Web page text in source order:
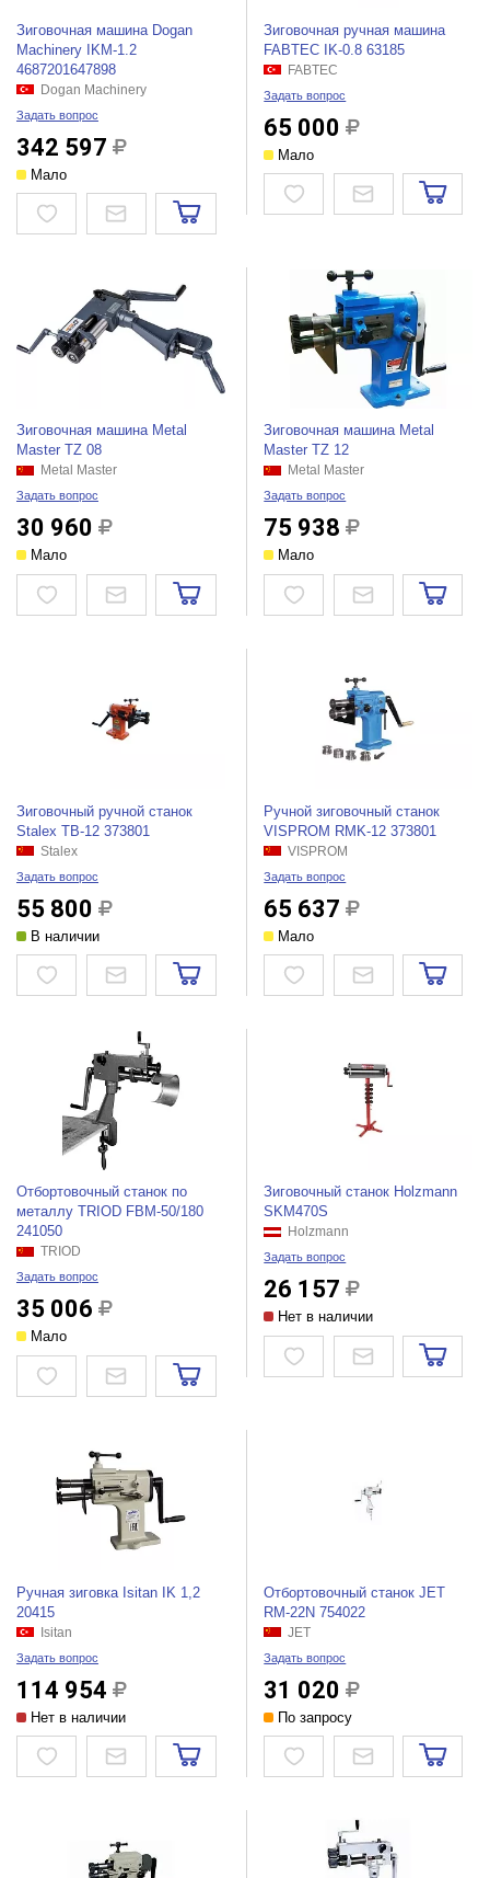
Зиговочная машина Dogan
Machinery IKM-1.2
4687201647898
Dogan Machinery
Задать вопрос
342 597
Мало
Зиговочная ручная машина
FABTEC IK-0.8 63185
FABTEC
Задать вопрос
65 000
Мало
Зиговочная машина Metal
Master TZ 08
Metal Master
Задать вопрос
30 960
Мало
Зиговочная машина Metal
Master TZ 12
Metal Master
Задать вопрос
75 938
Мало
Зиговочный ручной станок
Stalex TB-12 373801
Stalex
Задать вопрос
55 800
В наличии
Ручной зиговочный станок
VISPROM RMK-12 373801
VISPROM
Задать вопрос
65 637
Мало
Отбортовочный станок по
металлу TRIOD FBM-50/180
241050
TRIOD
Задать вопрос
35 006
Мало
Зиговочный станок Holzmann
SKM470S
Holzmann
Задать вопрос
26 157
Нет в наличии
Ручная зиговка Isitan IK 1,2
20415
Isitan
Задать вопрос
114 954
Нет в наличии
Отбортовочный станок JET
RM-22N 754022
JET
Задать вопрос
31 020
По запросу